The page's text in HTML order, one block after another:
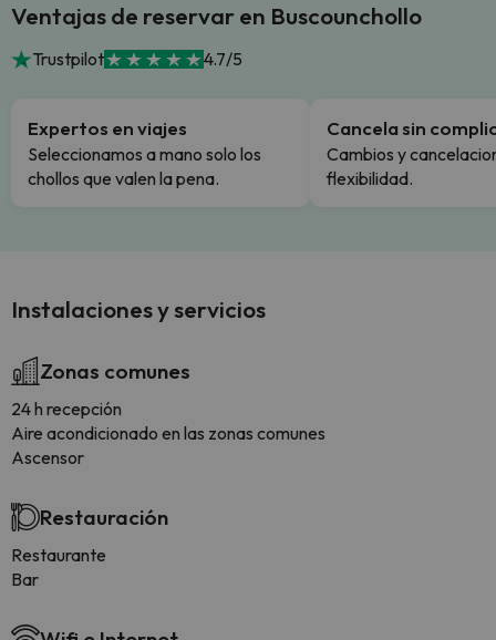
Ventajas de reservar en Buscounchollo
Trustpilot 4.7/5
Expertos en viajes
Seleccionamos a mano solo los
chollos que valen la pena.
Cancela sin
Cambios y
flexibilidad.
Instalaciones y servicios
Zonas comunes
24 h recepción
Aire acondicionado en las zonas comunes
Ascensor
Restauración
Restaurante
Bar